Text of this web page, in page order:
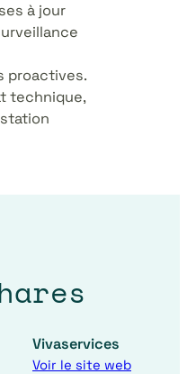
à jour
proactives.
technique,
Vivaservices
Voir le site web